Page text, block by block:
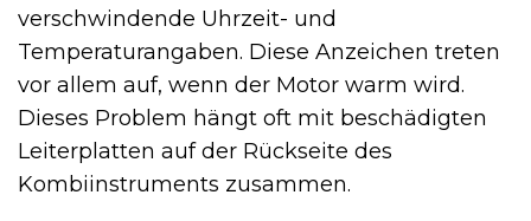
verschwindende Uhrzeit- und
Temperaturangaben. Diese Anzeichen treten
vor allem auf, wenn der Motor warm wird.
Dieses Problem hängt oft mit beschädigten
Leiterplatten auf der Rückseite des
Kombiinstruments zusammen.